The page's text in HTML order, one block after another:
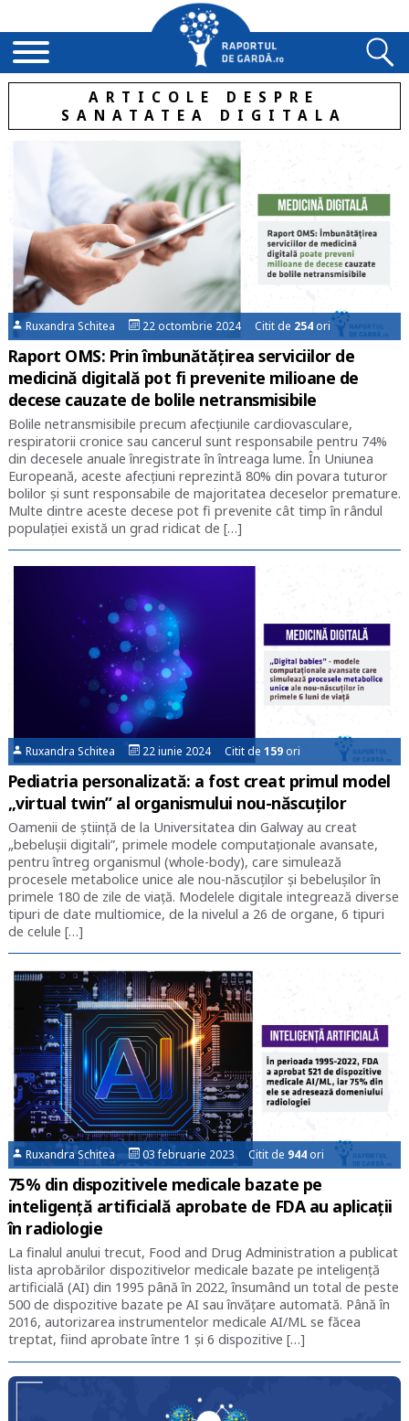
ARTICOLE DESPRE
SANATATEA DIGITALA
Ruxandra Schitea 22 octombrie 2024 Citit de 254 ori
Raport OMS: Prin îmbunătățirea serviciilor de
medicină digitală pot fi prevenite milioane de
decese cauzate de bolile netransmisibile
Bolile netransmisibile precum afecțiunile cardiovasculare,
respiratorii cronice sau cancerul sunt responsabile pentru 74%
din decesele anuale înregistrate în întreaga lume. În Uniunea
Europeană, aceste afecțiuni reprezintă 80% din povara tuturor
bolilor și sunt responsabile de majoritatea deceselor premature.
Multe dintre aceste decese pot fi prevenite cât timp în rândul
populației există un grad ridicat de […]
Ruxandra Schitea 22 iunie 2024 Citit de159ori
Pediatria personalizată: a fost creat primul model
„virtual twin” al organismului nou-născuților
Oamenii de știință de la Universitatea din Galway au creat
„bebelușii digitali”, primele modele computaționale avansate,
pentru întreg organismul (whole-body), care simulează
procesele metabolice unice ale nou-născuților și bebelușilor în
primele 180 de zile de viață. Modelele digitale integrează diverse
tipuri de date multiomice, de la nivelul a 26 de organe, 6 tipuri
de celule […]
Ruxandra Schitea 03 februarie 2023 Citit de 944 ori
75% din dispozitivele medicale bazate pe
inteligență artificială aprobate de FDA au aplicații
în radiologie
La finalul anului trecut, Food and Drug Administration a publicat
lista aprobărilor dispozitivelor medicale bazate pe inteligență
artificială (AI) din 1995 până în 2022, însumând un total de peste
500 de dispozitive bazate pe AI sau învățare automată. Până în
2016, autorizarea instrumentelor medicale AI/ML se făcea
treptat, fiind aprobate între 1 și 6 dispozitive […]